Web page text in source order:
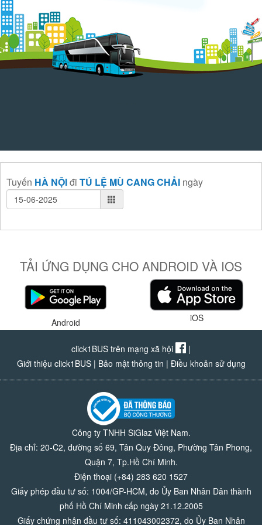
Tuyến HÀ NỘIđi TÚ LỆ MÙ CANG CHẢI ngày
TẢI ỨNG DỤNG CHO ANDROID VÀ IOS
Android iOS
click1BUS trên mạng xã hội
|
Giới thiệu click1BUS| Bảo mật thông tin | Điều khoản sử dụng
Công ty TNHH SiGlaz Việt Nam.
Địa chỉ: 20-C2, đường số 69, Tân Quy Đông, Phường Tân Phong,
Quận 7, Tp.Hồ Chí Minh.
Điện thoại (+84) 283 620 1527
Giấy phép đầu tư số: 1004/GP-HCM, do Ủy Ban Nhân Dân thành
phố Hồ Chí Minh cấp ngày 21.12.2005
Giấy chứng nhận đầu tư số: 411043002372, do Ủy Ban Nhân